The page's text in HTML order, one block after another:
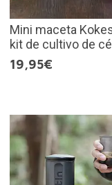
Mini maceta
kit de cultivo de
19,95€